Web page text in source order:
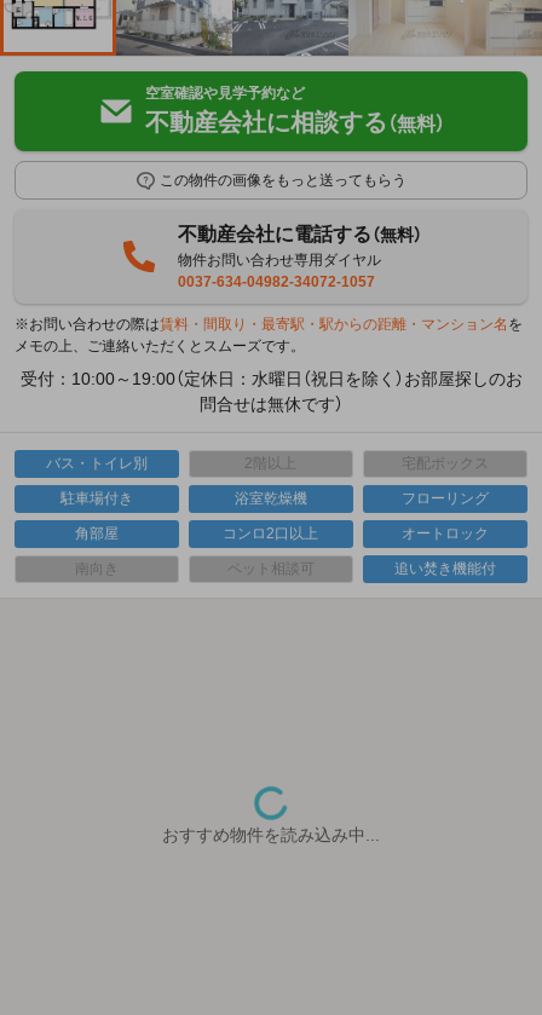
空室確認や見学予約など
不動産会社に相談する （無料）
この物件の画像をもっと送ってもらう
不動産会社に電話する（無料）
物件お問い合わせ専用ダイヤル
0037-634-04982-34072-1057
※お問い合わせの際は賃料・間取り・最寄駅・駅からの距離・マンション名 を
メモの上、ご連絡いただくとスムーズです。
受付：10:00～19:00（定休日：水曜日（祝日を除く）お部屋探しのお
問合せは無休です）
バス・トイレ別 2階以上 宅配ボックス
駐車場付き 浴室乾燥機 フローリング
角部屋 コンロ2口以上 オートロック
南向き ペット相談可 追い焚き機能付
おすすめ物件を読み込み中...